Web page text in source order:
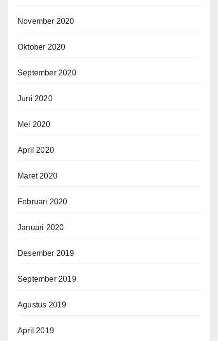
November 2020
Oktober 2020
September 2020
Juni 2020
Mei 2020
April 2020
Maret 2020
Februari 2020
Januari 2020
Desember 2019
September 2019
Agustus 2019
April 2019